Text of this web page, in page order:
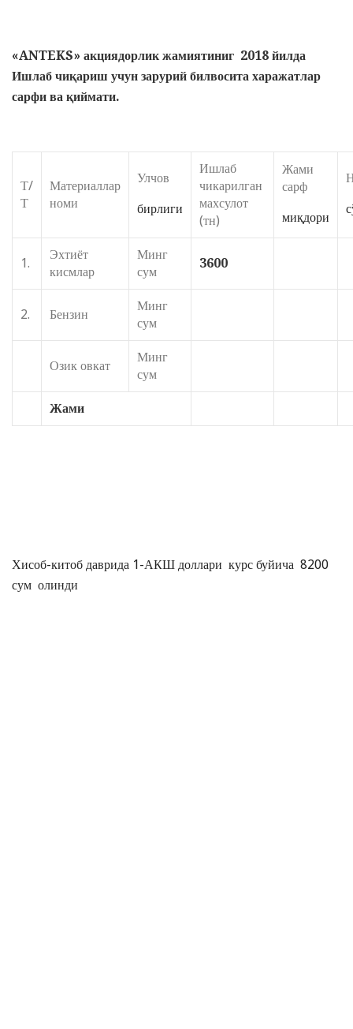
«ANTEKS» акциядорлик жамиятиниг 2018 йилда
Ишлаб чиқариш учун зарурий билвосита харажатлар
сарфи ва қиймати.
Т/
Т
Материаллар
номи
Улчов
бирлиги
Ишлаб
чикарилган
махсулот
(тн)
Жами
сарф
миқдори
1.
Эхтиёт
кисмлар
Минг
сум
3600
2. Бензин
Минг
сум
Озик овкат
Минг
сум
Жами
Хисоб-китоб даврида 1-АКШ доллари курс буйича 8200
сум олинди